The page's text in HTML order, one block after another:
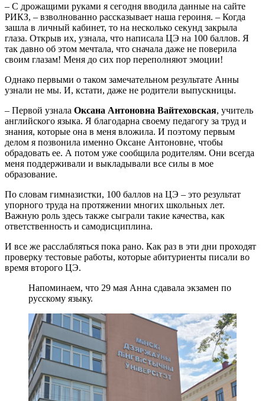
– С дрожащими руками я сегодня вводила данные на сайте
РИКЗ, – взволнованно рассказывает наша героиня. – Когда
зашла в личный кабинет, то на несколько секунд закрыла
глаза. Открыв их, узнала, что написала ЦЭ на 100 баллов. Я
так давно об этом мечтала, что сначала даже не поверила
своим глазам! Меня до сих пор переполняют эмоции!
Однако первыми о таком замечательном результате Анны
узнали не мы. И, кстати, даже не родители выпускницы.
– Первой узнала Оксана Антоновна Вайтеховская, учитель
английского языка. Я благодарна своему педагогу за труд и
знания, которые она в меня вложила. И поэтому первым
делом я позвонила именно Оксане Антоновне, чтобы
обрадовать ее. А потом уже сообщила родителям. Они всегда
меня поддерживали и выкладывали все силы в мое
образование.
По словам гимназистки, 100 баллов на ЦЭ – это результат
упорного труда на протяжении многих школьных лет.
Важную роль здесь также сыграли такие качества, как
ответственность и самодисциплина.
И все же расслабляться пока рано. Как раз в эти дни проходят
проверку тестовые работы, которые абитуриенты писали во
время второго ЦЭ.
Напоминаем, что 29 мая Анна сдавала экзамен по
русскому языку.